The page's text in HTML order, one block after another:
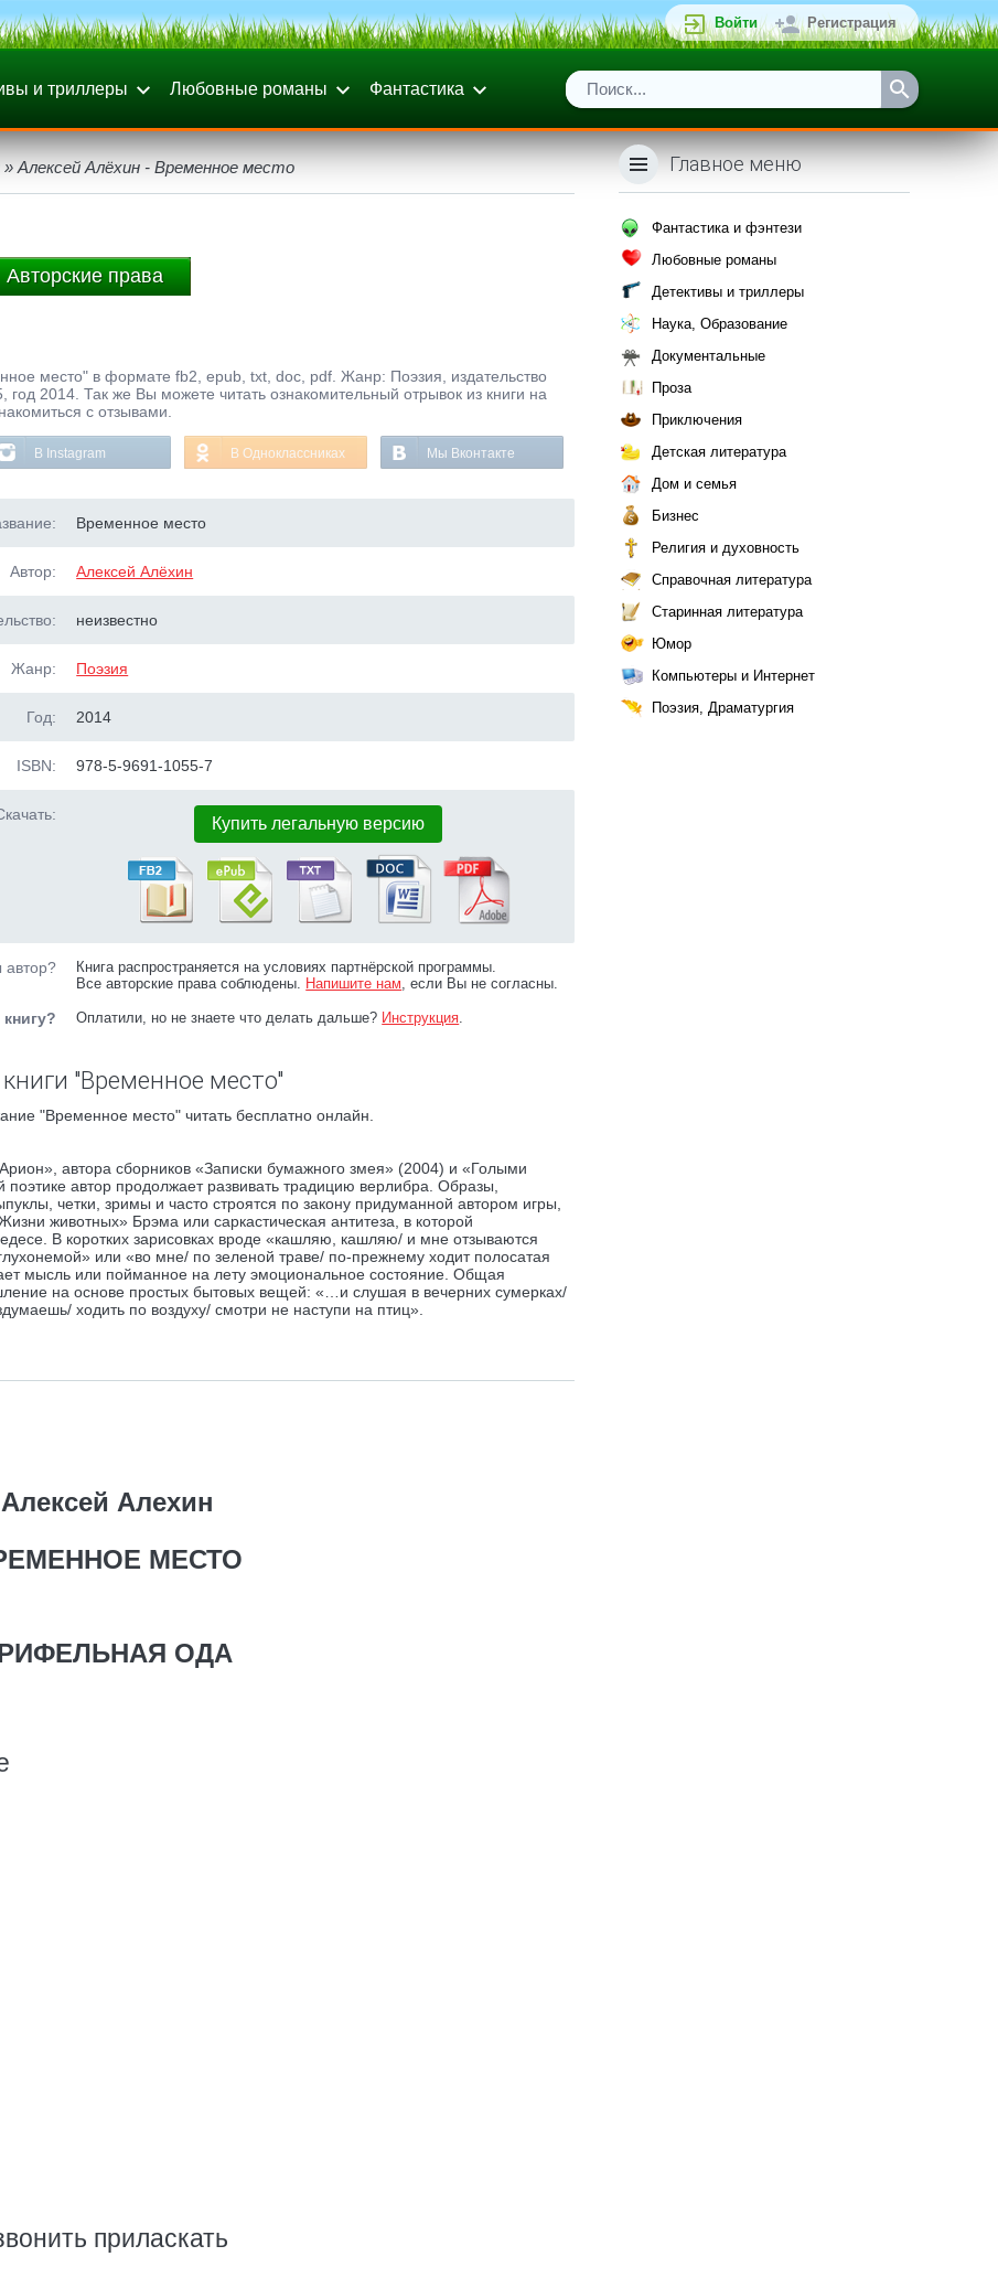
Войти Регистрация
и триллеры Любовные романы Фантастика
» Алексей Алёхин - Временное место
Авторские права
место" в формате fb2, epub, txt, doc, pdf. Жанр: Поэзия, издательство
2014. Так же Вы можете читать ознакомительный отрывок из книги на
с отзывами.
В Instagram В Одноклассниках Мы Вконтакте
Временное место
Автор: Алексей Алёхин
неизвестно
Жанр: Поэзия
Год: 2014
ISBN: 978-5-9691-1055-7
Купить легальную версию
автор?
Книга распространяется на условиях партнёрской программы.
Все авторские права соблюдены. Напишите нам, если Вы не согласны.
Оплатили, но не знаете что делать дальше? Инструкция.
"Временное место"
"Временное место" читать бесплатно онлайн.
автора сборников «Записки бумажного змея» (2004) и «Голыми
автор продолжает развивать традицию верлибра. Образы,
четки, зримы и часто строятся по закону придуманной автором игры,
животных» Брэма или саркастическая антитеза, в которой
В коротких зарисовках вроде «кашляю, кашляю/ и мне отзываются
или «во мне/ по зеленой траве/ по-прежнему ходит полосатая
мысль или пойманное на лету эмоциональное состояние. Общая
на основе простых бытовых вещей: «…и слушая в вечерних сумерках/
ходить по воздуху/ смотри не наступи на птиц».
Алексей Алехин
МЕСТО
ОДА
приласкать
Главное меню
Фантастика и фэнтези
Любовные романы
Детективы и триллеры
Наука, Образование
Документальные
Проза
Приключения
Детская литература
Дом и семья
Бизнес
Религия и духовность
Справочная литература
Старинная литература
Юмор
Компьютеры и Интернет
Поэзия, Драматургия